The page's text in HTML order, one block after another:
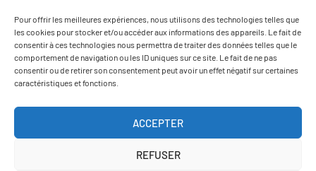
Pour offrir les meilleures expériences, nous utilisons des technologies telles que
les cookies pour stocker et/ou accéder aux informations des appareils. Le fait de
consentir à ces technologies nous permettra de traiter des données telles que le
comportement de navigation ou les ID uniques sur ce site. Le fait de ne pas
consentir ou de retirer son consentement peut avoir un effet négatif sur certaines
caractéristiques et fonctions.
ACCEPTER
REFUSER
CGV/CGU